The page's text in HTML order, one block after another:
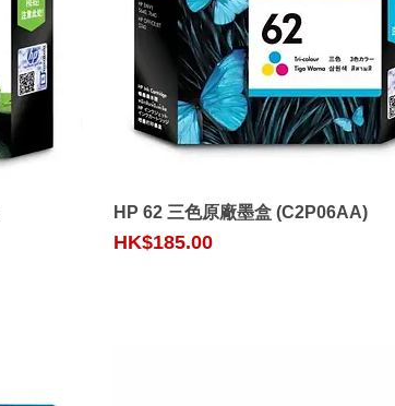
Quick View
HP 62 三色原廠墨盒 (C2P06AA)
Price
HK$185.00